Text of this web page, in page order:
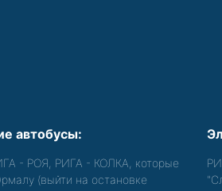
автобусы:
- РОЯ, РИГА - КОЛКА, которые
(выйти на остановке